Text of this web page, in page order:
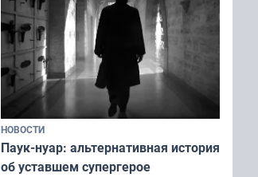
НОВОСТИ
Паук-нуар: альтернативная история
об уставшем супергерое